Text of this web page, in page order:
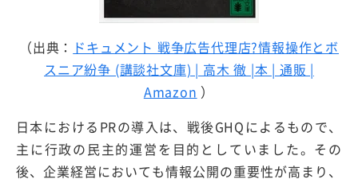
（出典： ドキュメント 戦争広告代理店?情報操作とボ
スニア紛争 (講談社文庫) | 高木 徹 |本 | 通販 |
Amazon ）
日本におけるPRの導入は、戦後GHQによるもので、
主に行政の民主的運営を目的としていました。その
後、企業経営においても情報公開の重要性が高まり、